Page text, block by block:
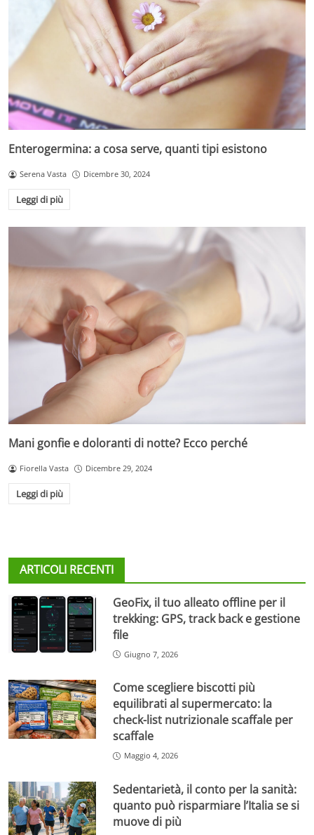
Enterogermina: a cosa serve, quanti tipi esistono
Serena Vasta Dicembre 30, 2024
Leggi di più
Mani gonfie e doloranti di notte? Ecco perché
Fiorella Vasta Dicembre 29, 2024
Leggi di più
ARTICOLI RECENTI
GeoFix, il tuo alleato offline per il
trekking: GPS, track back e gestione
file
Giugno 7, 2026
Come scegliere biscotti più
equilibrati al supermercato: la
check-list nutrizionale scaffale per
scaffale
Maggio 4, 2026
Sedentarietà, il conto per la sanità:
quanto può risparmiare l’Italia se si
muove di più